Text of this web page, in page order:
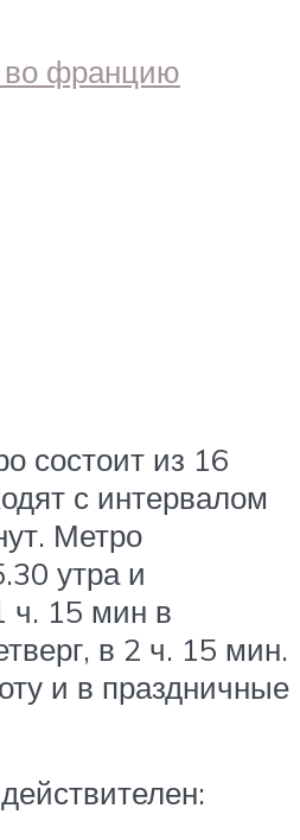
состоит из 16
с интервалом
Метро
утра и
ч. 15 мин в
в 2 ч. 15 мин.
и в праздничные